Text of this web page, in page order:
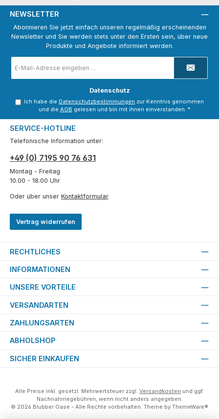
NEWSLETTER
Abonnieren Sie jetzt einfach unseren regelmäßig erscheinenden
Newsletter und Sie werden stets unter den Ersten sein, über neue
Produkte und Angebote informiert werden.
Mail-
Adresse
Datenschutz
Ich habe die Datenschutzbestimmungen zur Kenntnis genommen
und die AGB gelesen und bin mit ihnen einverstanden. *
SERVICE-HOTLINE
Telefonische Information unter:
+49 (0) 7195 90 76 631
Montag - Freitag
10.00 - 18.00 Uhr
Oder über unser Kontaktformular.
Vertrag widerrufen
RECHTLICHES
INFORMATIONEN
UNSERE VORTEILE
VERSANDARTEN
ZAHLUNGSARTEN
ABHOLSHOP
SICHER EINKAUFEN
Alle Preise inkl. gesetzl. Mehrwertsteuer zzgl. Versandkosten und ggf.
Nachnahmegebühren, wenn nicht anders angegeben.
© 2026 Blubber Oase - Alle Rechte vorbehalten. Theme by ThemeWare®